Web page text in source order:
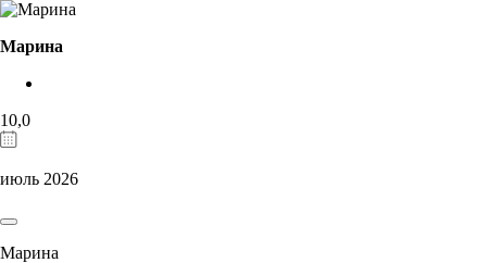
Марина
10,0
июль 2026
Марина